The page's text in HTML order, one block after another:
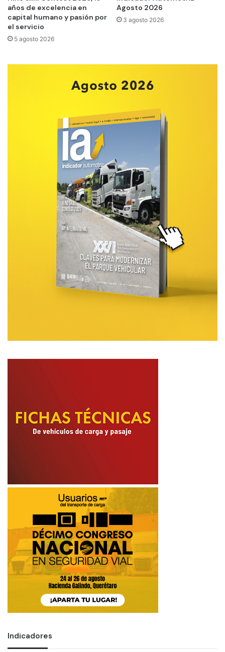
años de excelencia en
capital humano y pasión por
el servicio
5 agosto 2026
Agosto 2026
3 agosto 2026
Indicadores